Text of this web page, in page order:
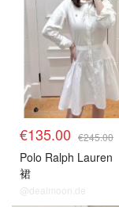
€135.00 €245.00
Polo Ralph Lauren
裙
@dealmoon.de